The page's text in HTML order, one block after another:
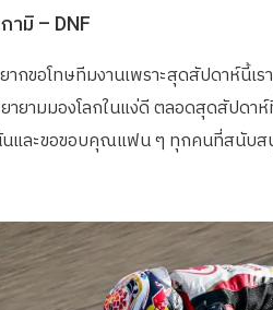
ามิ – DNF
ากขอโทษทีมงานเพราะสุดสัปดาห์นี้
ายามมองโลกในแง่ดี ตลอดสุดสัปดาห์
และขอขอบคุณแฟน ๆ ทุกคนที่สนับส